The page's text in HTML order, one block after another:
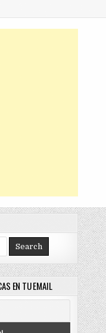
EN TU EMAIL